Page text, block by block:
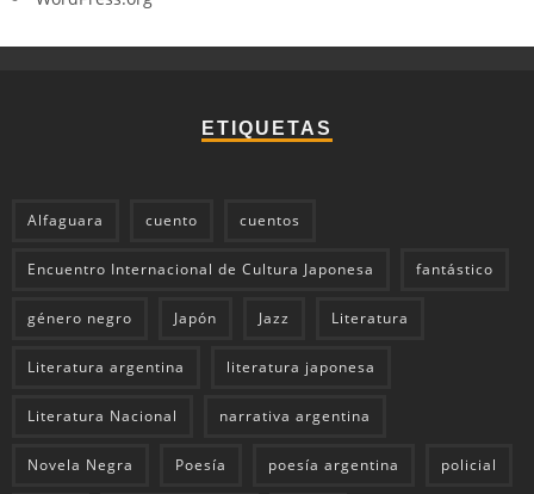
ETIQUETAS
Alfaguara cuento cuentos
Encuentro Internacional de Cultura Japonesa fantástico
género negro Japón Jazz Literatura
Literatura argentina literatura japonesa
Literatura Nacional narrativa argentina
Novela Negra Poesía poesía argentina policial